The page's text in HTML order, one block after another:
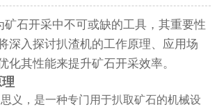
矿石开采中不可或缺的工具，其重要性
深入探讨扒渣机的工作原理、应用场
化其性能来提升矿石开采效率。
思义，是一种专门用于扒取矿石的机械设